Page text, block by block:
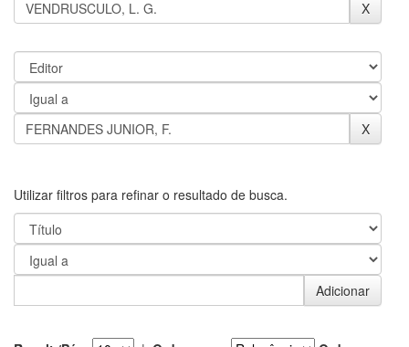
Utilizar filtros para refinar o resultado de busca.